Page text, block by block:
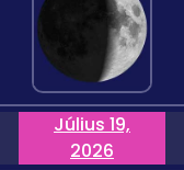
Július 19,
2026